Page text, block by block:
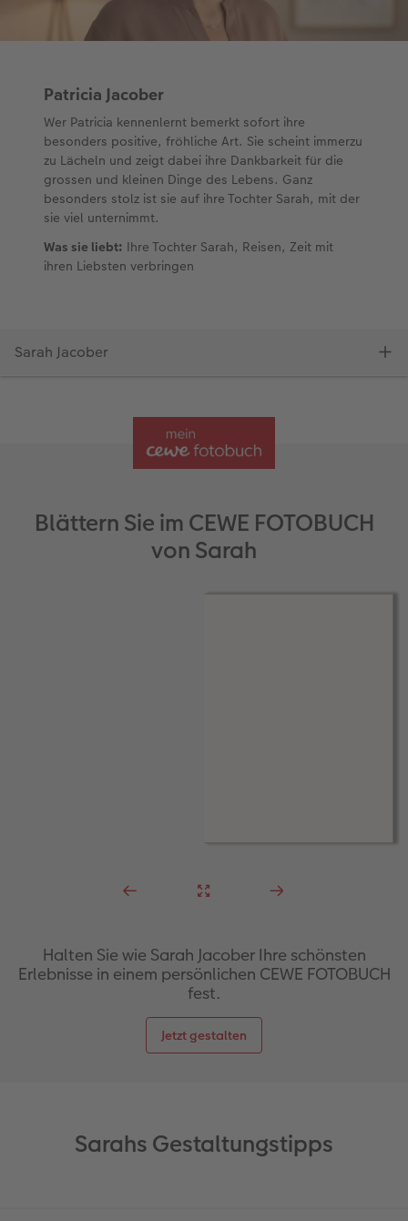
Blättern Sie im CEWE FOTOBUCH
von Sarah
Halten Sie wie Sarah Jacober Ihre schönsten
Erlebnisse in einem persönlichen CEWE FOTOBUCH
fest.
Jetzt gestalten
Sarahs Gestaltungstipps